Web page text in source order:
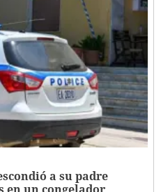
a su padre